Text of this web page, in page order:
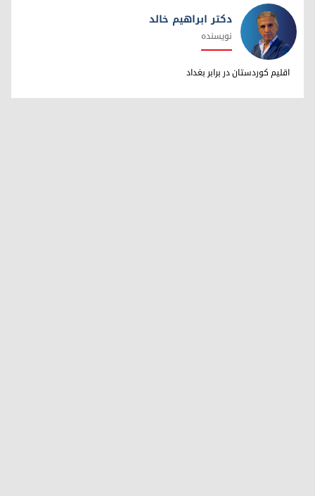
دکتر ابراهیم خالد
دکتر ابراهیم خالد
نویسنده
اقلیم کوردستان در برابر بغداد